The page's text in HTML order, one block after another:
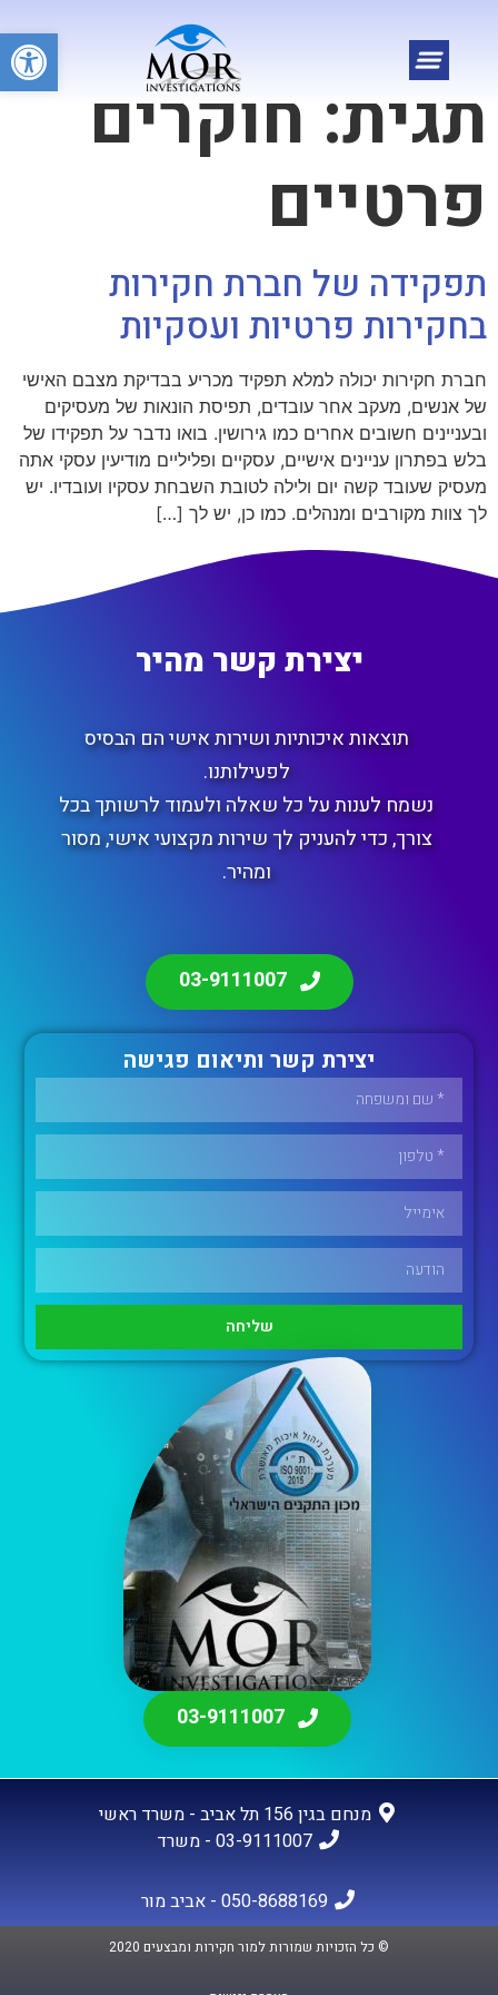
תגית: חוקרים
פרטיים
תפקידה של חברת חקירות
בחקירות פרטיות ועסקיות
חברת חקירות יכולה למלא תפקיד מכריע בבדיקת מצבם האישי
של אנשים, מעקב אחר עובדים, תפיסת הונאות של מעסיקים
ובעניינים חשובים אחרים כמו גירושין. בואו נדבר על תפקידו של
בלש בפתרון עניינים אישיים, עסקיים ופליליים מודיעין עסקי אתה
מעסיק שעובד קשה יום ולילה לטובת השבחת עסקיו ועובדיו. יש
לך צוות מקורבים ומנהלים. כמו כן, יש לך […]
יצירת קשר מהיר
תוצאות איכותיות ושירות אישי הם הבסיס
לפעילותנו.
נשמח לענות על כל שאלה ולעמוד לרשותך בכל
צורך, כדי להעניק לך שירות מקצועי אישי, מסור
ומהיר.
03-9111007
יצירת קשר ותיאום פגישה
שליחה
03-9111007
מנחם בגין 156 תל אביב - משרד ראשי
03-9111007 - משרד
050-8688169 - אביב מור
© כל הזכויות שמורות למור חקירות ומבצעים 2020